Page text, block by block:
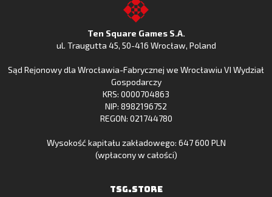
Apple
Store
Huawei
Gallery
the
Ten Square Games S.A.
ul. Traugutta 45, 50-416 Wrocław, Poland
Sąd Rejonowy dla Wrocławia-Fabrycznej we Wrocławiu VI Wydział
Gospodarczy
KRS: 0000704863
NIP: 8982196752
REGON: 021744780
Wysokość kapitału zakładowego: 647 600 PLN
(wpłacony w całości)
TSG.STORE